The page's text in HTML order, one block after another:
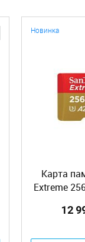
Новинка
Карта
Extreme
12